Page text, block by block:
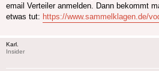
email Verteiler anmelden. Dann bekommt
etwas tut: https://www.sammelklagen.de/
Karl.
Insider